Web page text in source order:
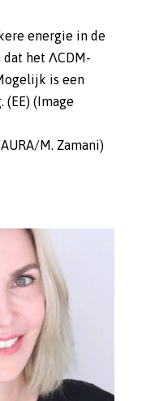
energie in de
het ΛCDM-
is een
(Image
M. Zamani)